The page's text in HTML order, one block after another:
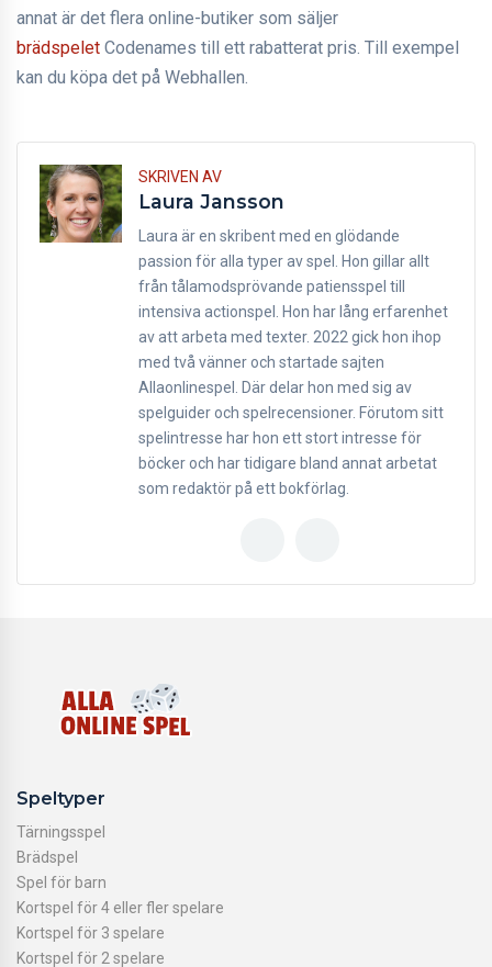
annat är det flera online-butiker som säljer
brädspelet Codenames till ett rabatterat pris. Till exempel
kan du köpa det på Webhallen.
SKRIVEN AV
Laura Jansson
Laura är en skribent med en glödande
passion för alla typer av spel. Hon gillar allt
från tålamodsprövande patiensspel till
intensiva actionspel. Hon har lång erfarenhet
av att arbeta med texter. 2022 gick hon ihop
med två vänner och startade sajten
Allaonlinespel. Där delar hon med sig av
spelguider och spelrecensioner. Förutom sitt
spelintresse har hon ett stort intresse för
böcker och har tidigare bland annat arbetat
som redaktör på ett bokförlag.
Speltyper
Tärningsspel
Brädspel
Spel för barn
Kortspel för 4 eller fler spelare
Kortspel för 3 spelare
Kortspel för 2 spelare